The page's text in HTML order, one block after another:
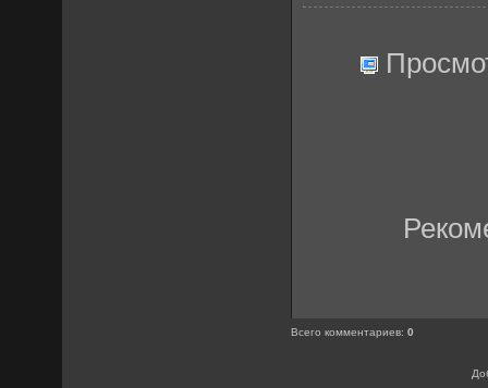
Всего комментариев:0